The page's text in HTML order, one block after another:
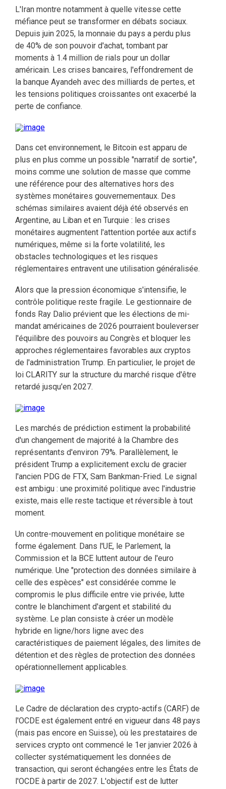
L'Iran montre notamment à quelle vitesse cette
méfiance peut se transformer en débats sociaux.
Depuis juin 2025, la monnaie du pays a perdu plus
de 40% de son pouvoir d'achat, tombant par
moments à 1.4 million de rials pour un dollar
américain. Les crises bancaires, l'effondrement de
la banque Ayandeh avec des milliards de pertes, et
les tensions politiques croissantes ont exacerbé la
perte de confiance.
Dans cet environnement, le Bitcoin est apparu de
plus en plus comme un possible "narratif de sortie",
moins comme une solution de masse que comme
une référence pour des alternatives hors des
systèmes monétaires gouvernementaux. Des
schémas similaires avaient déjà été observés en
Argentine, au Liban et en Turquie : les crises
monétaires augmentent l'attention portée aux actifs
numériques, même si la forte volatilité, les
obstacles technologiques et les risques
réglementaires entravent une utilisation généralisée.
Alors que la pression économique s'intensifie, le
contrôle politique reste fragile. Le gestionnaire de
fonds Ray Dalio prévient que les élections de mi-
mandat américaines de 2026 pourraient bouleverser
l'équilibre des pouvoirs au Congrès et bloquer les
approches réglementaires favorables aux cryptos
de l'administration Trump. En particulier, le projet de
loi CLARITY sur la structure du marché risque d'être
retardé jusqu'en 2027.
Les marchés de prédiction estiment la probabilité
d'un changement de majorité à la Chambre des
représentants d'environ 79%. Parallèlement, le
président Trump a explicitement exclu de gracier
l'ancien PDG de FTX, Sam Bankman-Fried. Le signal
est ambigu : une proximité politique avec l'industrie
existe, mais elle reste tactique et réversible à tout
moment.
Un contre-mouvement en politique monétaire se
forme également. Dans l'UE, le Parlement, la
Commission et la BCE luttent autour de l'euro
numérique. Une "protection des données similaire à
celle des espèces" est considérée comme le
compromis le plus difficile entre vie privée, lutte
contre le blanchiment d'argent et stabilité du
système. Le plan consiste à créer un modèle
hybride en ligne/hors ligne avec des
caractéristiques de paiement légales, des limites de
détention et des règles de protection des données
opérationnellement applicables.
Le Cadre de déclaration des crypto-actifs (CARF) de
l'OCDE est également entré en vigueur dans 48 pays
(mais pas encore en Suisse), où les prestataires de
services crypto ont commencé le 1er janvier 2026 à
collecter systématiquement les données de
transaction, qui seront échangées entre les États de
l'OCDE à partir de 2027. L'objectif est de lutter